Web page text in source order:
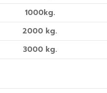
1000kg.
2000 kg.
3000 kg.